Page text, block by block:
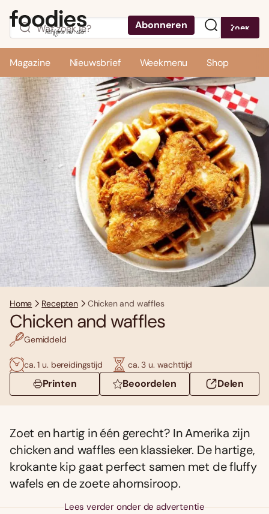
Abonneren Zoek
Magazine Nieuwsbrief Weekmenu Shop
Home Recepten Chicken and waffles
Chicken and waffles
Gemiddeld
ca. 1 u. bereidingstijd ca. 3 u. wachttijd
Printen Beoordelen Delen
Zoet en hartig in één gerecht? In Amerika zijn
chicken and waffles een klassieker. De hartige,
krokante kip gaat perfect samen met de fluffy
wafels en de zoete ahornsiroop.
Lees verder onder de advertentie